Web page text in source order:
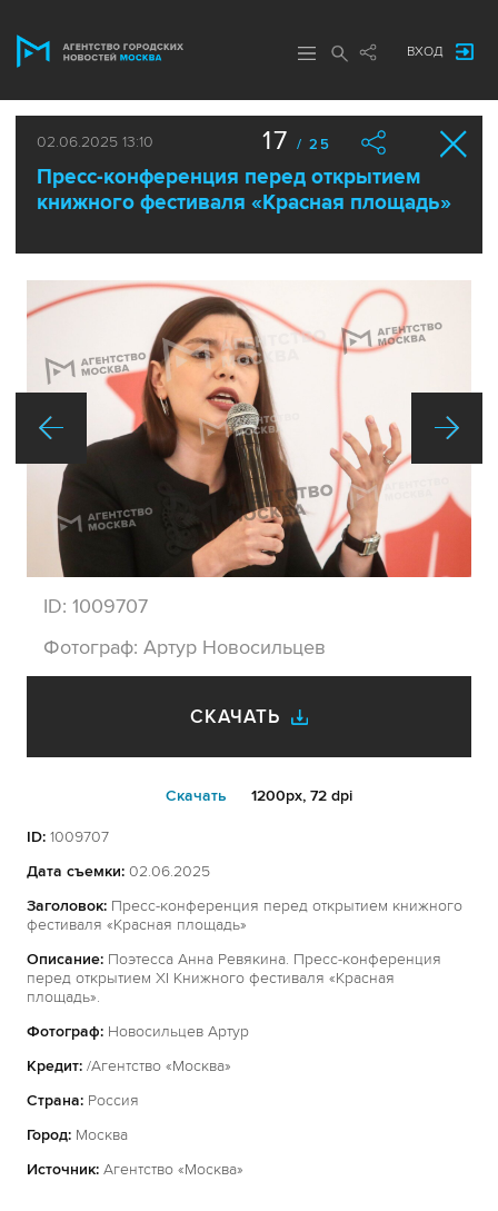
ВХОД
02.06.2025 13:10
Пресс-конференция перед открытием
книжного фестиваля «Красная площадь»
17 / 25
ID: 1009707
Фотограф: Артур Новосильцев
СКАЧАТЬ
Cкачать 1200px, 72 dpi
ID: 1009707
Дата съемки: 02.06.2025
Заголовок: Пресс-конференция перед открытием книжного
фестиваля «Красная площадь»
Описание: Поэтесса Анна Ревякина. Пресс-конференция
перед открытием XI Книжного фестиваля «Красная
площадь».
Фотограф: Новосильцев Артур
Кредит: /Агентство «Москва»
Страна: Россия
Город: Москва
Источник: Агентство «Москва»